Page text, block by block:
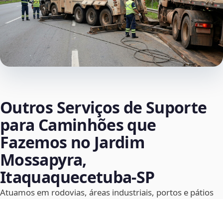
Outros Serviços de Suporte
para Caminhões que
Fazemos no Jardim
Mossapyra,
Itaquaquecetuba‑SP
Atuamos em rodovias, áreas industriais, portos e pátios